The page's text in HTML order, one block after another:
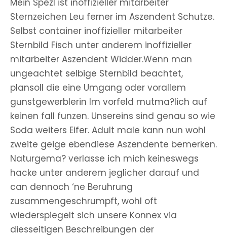
Mein Spezl ist inoffizieller mitarbeiter
Sternzeichen Leu ferner im Aszendent Schutze.
Selbst container inoffizieller mitarbeiter
Sternbild Fisch unter anderem inoffizieller
mitarbeiter Aszendent Widder.Wenn man
ungeachtet selbige Sternbild beachtet,
plansoll die eine Umgang oder vorallem
gunstgewerblerin Im vorfeld mutma?lich auf
keinen fall funzen. Unsereins sind genau so wie
Soda weiters Eifer. Adult male kann nun wohl
zweite geige ebendiese Aszendente bemerken.
Naturgema? verlasse ich mich keineswegs
hacke unter anderem jeglicher darauf und
can dennoch ‘ne Beruhrung
zusammengeschrumpft, wohl oft
wiederspiegelt sich unsere Konnex via
diesseitigen Beschreibungen der